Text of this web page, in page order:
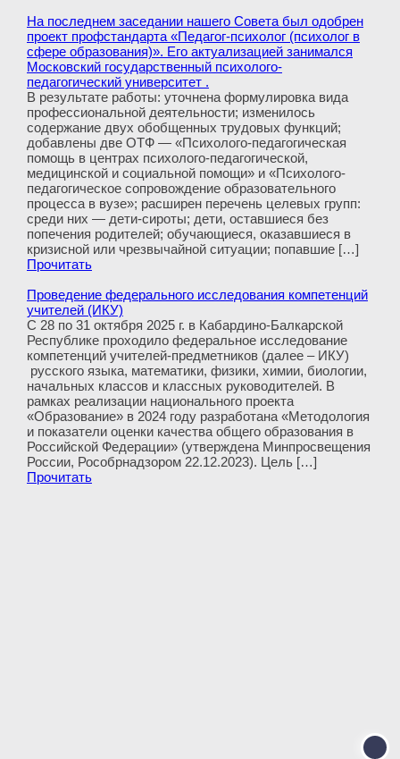
На последнем заседании нашего Совета был одобрен
проект профстандарта «Педагог-психолог (психолог в
сфере образования)». Его актуализацией занимался
Московский государственный психолого-
педагогический университет .
В результате работы: уточнена формулировка вида
профессиональной деятельности; изменилось
содержание двух обобщенных трудовых функций;
добавлены две ОТФ — «Психолого-педагогическая
помощь в центрах психолого-педагогической,
медицинской и социальной помощи» и «Психолого-
педагогическое сопровождение образовательного
процесса в вузе»; расширен перечень целевых групп:
среди них — дети-сироты; дети, оставшиеся без
попечения родителей; обучающиеся, оказавшиеся в
кризисной или чрезвычайной ситуации; попавшие […]
Прочитать
Проведение федерального исследования компетенций
учителей (ИКУ)
С 28 по 31 октября 2025 г. в Кабардино-Балкарской
Республике проходило федеральное исследование
компетенций учителей-предметников (далее – ИКУ)
русского языка, математики, физики, химии, биологии,
начальных классов и классных руководителей. В
рамках реализации национального проекта
«Образование» в 2024 году разработана «Методология
и показатели оценки качества общего образования в
Российской Федерации» (утверждена Минпросвещения
России, Рособрнадзором 22.12.2023). Цель […]
Прочитать